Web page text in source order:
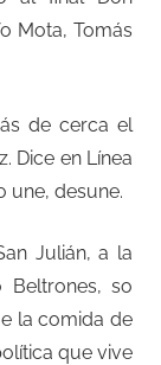
Mota, Tomás
de cerca el
Dice en Línea
une, desune.
Julián, a la
Beltrones, so
la comida de
que vive